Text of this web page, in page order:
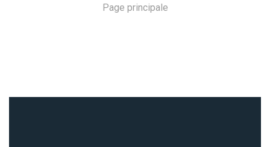
Page principale